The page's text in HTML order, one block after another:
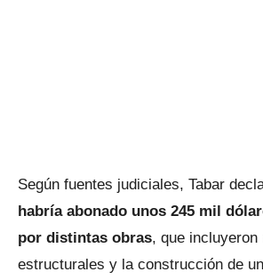
Según fuentes judiciales, Tabar
habría abonado unos 245 mil
por distintas obras, que
estructurales y la construcción de